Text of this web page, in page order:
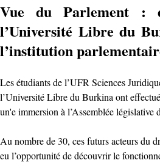
Vue du Parlement :
l’Université Libre du
l’institution
Les étudiants de l’UFR Sciences
l’Université Libre du Burkina ont
un'e immersion à l’Assemblée
Au nombre de 30, ces futurs acteurs du
eu l’opportunité de découvrir le